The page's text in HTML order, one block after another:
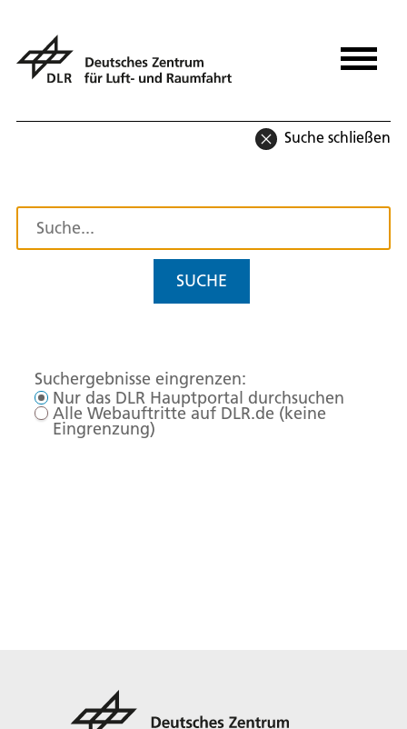
Suche schließen
SUCHE
Suchergebnisse eingrenzen:
Nur das DLR Hauptportal durchsuchen
Alle Webauftritte auf DLR.de (keine
Eingrenzung)